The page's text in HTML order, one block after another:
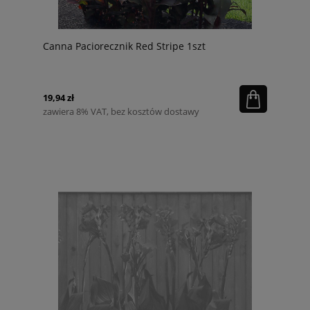
Canna Paciorecznik Red Stripe 1szt
19,94 zł
zawiera 8% VAT, bez kosztów dostawy